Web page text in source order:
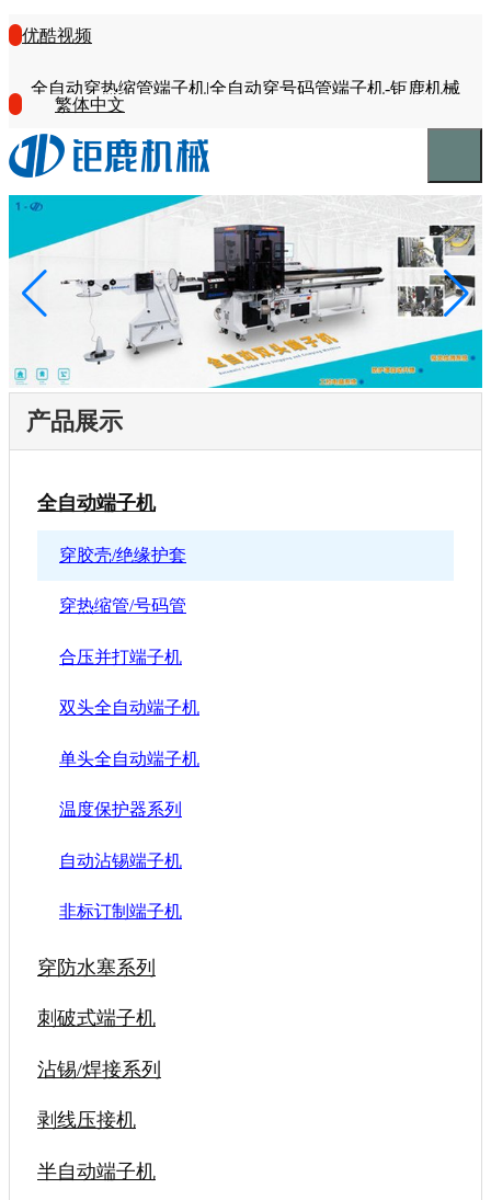
优酷视频
全自动穿热缩管端子机|全自动穿号码管端子机-钜鹿机械
繁体中文
产品展示
全自动端子机
穿胶壳/绝缘护套
穿热缩管/号码管
合压并打端子机
双头全自动端子机
单头全自动端子机
温度保护器系列
自动沾锡端子机
非标订制端子机
穿防水塞系列
刺破式端子机
沾锡/焊接系列
剥线压接机
半自动端子机